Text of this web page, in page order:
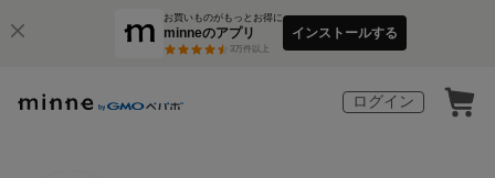
お買いものがもっとお得に
minneのアプリ
3万件以上
インストールする
ログイン